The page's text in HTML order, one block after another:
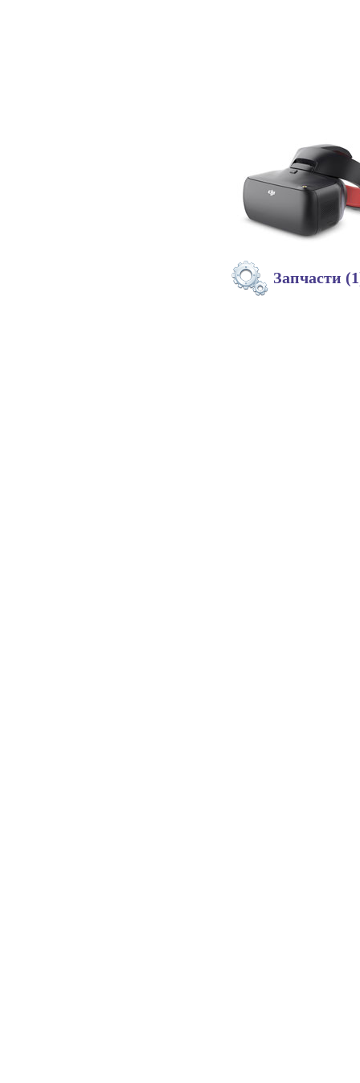
Запчасти